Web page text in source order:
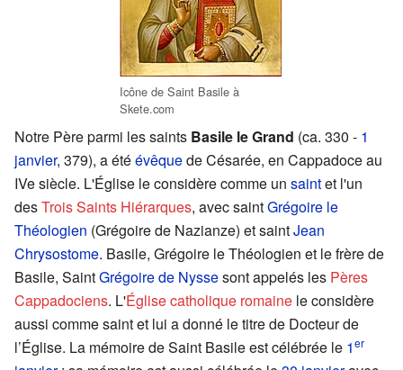
Icône de Saint Basile à
Skete.com
Notre Père parmi les saints Basile le Grand (ca. 330 - 1
janvier, 379), a étéévêquede Césarée, en Cappadoce au
IVe siècle. L'Église le considère comme un saintet l'un
desTrois Saints Hiérarques, avec saintGrégoire le
Théologien (Grégoire de Nazianze) et saintJean
Chrysostome. Basile, Grégoire le Théologien et le frère de
Basile, SaintGrégoire de Nyssesont appelés les Pères
Cappadociens. L'Église catholique romaine le considère
aussi comme saint et lui a donné le titre de Docteur de
l’Église. La mémoire de Saint Basile est célébrée le 1er